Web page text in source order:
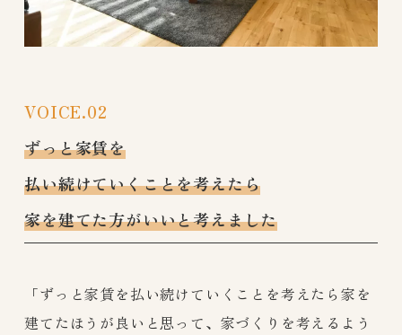
VOICE.02
ずっと家賃を
払い続けていくことを考えたら
家を建てた方がいいと考えました
「ずっと家賃を払い続けていくことを考えたら家を
建てたほうが良いと思って、家づくりを考えるよう